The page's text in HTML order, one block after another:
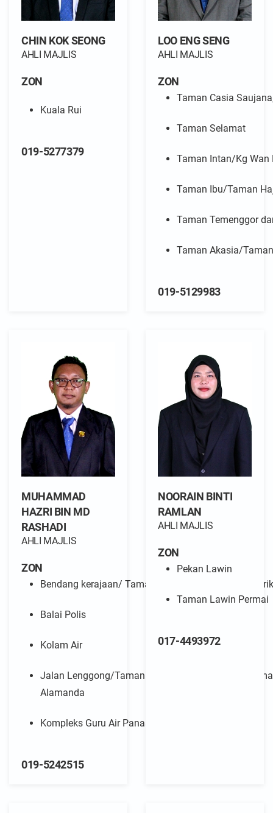
CHIN KOK SEONG
AHLI MAJLIS
ZON
Kuala Rui
019-5277379
LOO ENG SENG
AHLI MAJLIS
ZON
Taman Casia
Taman Selamat
Taman Intan/Kg
Taman Ibu/Taman
Taman Temenggor
Taman Akasia/
019-5129983
MUHAMMAD
HAZRI BIN MD
RASHADI
AHLI MAJLIS
ZON
Bendang kerajaan/ Taman Kemboja /Taman
Balai Polis
Kolam Air
Jalan Lenggong/Taman Rafflesia/Taman Ixora/
Alamanda
Kompleks Guru Air Panas
019-5242515
NOORAIN BINTI
RAMLAN
AHLI MAJLIS
ZON
Pekan Lawin
Taman Lawin Permai
017-4493972